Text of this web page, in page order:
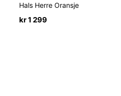
Hals Herre Oransje
kr1 299